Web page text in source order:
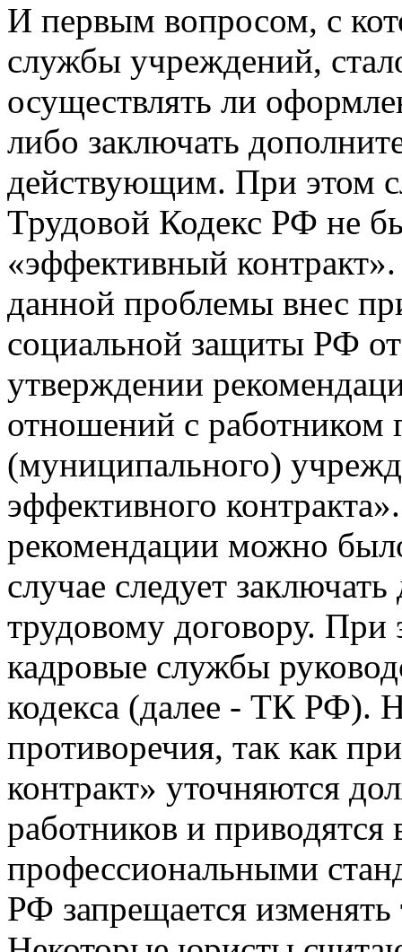
И первым вопросом, с
службы учреждений,
осуществлять ли
либо заключать
действующим. При этом
Трудовой Кодекс РФ не
«эффективный
данной проблемы внес
социальной защиты РФ
утверждении
отношений с работником
(муниципального)
эффективного
рекомендации можно
случае следует
трудовому договору.
кадровые службы
кодекса (далее - ТК РФ).
противоречия, так как
контракт» уточняются
работников и
профессиональными
РФ запрещается